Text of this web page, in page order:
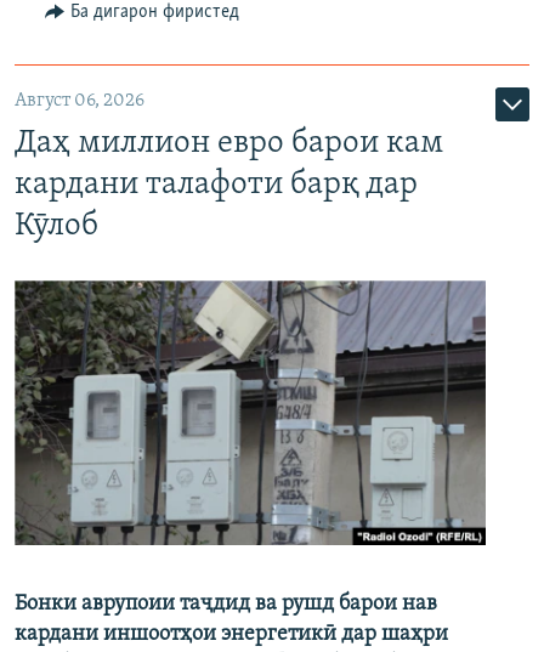
Ба дигарон фиристед
Август 06, 2026
Даҳ миллион евро барои кам
кардани талафоти барқ дар
Кӯлоб
Бонки аврупоии таҷдид ва рушд барои нав
кардани иншоотҳои энергетикӣ дар шаҳри